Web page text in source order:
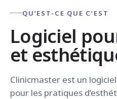
QU’EST-CE QUE C’EST
Logiciel
et
Clinicmaster est un
pour les pratiques